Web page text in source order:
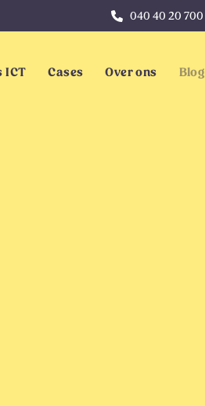
040 40 20 700
ICT Cases Over ons Blog